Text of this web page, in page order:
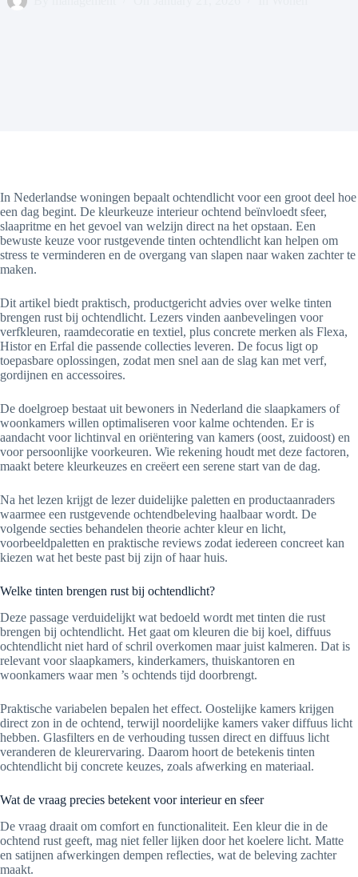
In Nederlandse woningen bepaalt ochtendlicht voor een groot deel hoe
een dag begint. De kleurkeuze interieur ochtend beïnvloedt sfeer,
slaapritme en het gevoel van welzijn direct na het opstaan. Een
bewuste keuze voor rustgevende tinten ochtendlicht kan helpen om
stress te verminderen en de overgang van slapen naar waken zachter te
maken.
Dit artikel biedt praktisch, productgericht advies over welke tinten
brengen rust bij ochtendlicht. Lezers vinden aanbevelingen voor
verfkleuren, raamdecoratie en textiel, plus concrete merken als Flexa,
Histor en Erfal die passende collecties leveren. De focus ligt op
toepasbare oplossingen, zodat men snel aan de slag kan met verf,
gordijnen en accessoires.
De doelgroep bestaat uit bewoners in Nederland die slaapkamers of
woonkamers willen optimaliseren voor kalme ochtenden. Er is
aandacht voor lichtinval en oriëntering van kamers (oost, zuidoost) en
voor persoonlijke voorkeuren. Wie rekening houdt met deze factoren,
maakt betere kleurkeuzes en creëert een serene start van de dag.
Na het lezen krijgt de lezer duidelijke paletten en productaanraders
waarmee een rustgevende ochtendbeleving haalbaar wordt. De
volgende secties behandelen theorie achter kleur en licht,
voorbeeldpaletten en praktische reviews zodat iedereen concreet kan
kiezen wat het beste past bij zijn of haar huis.
Welke tinten brengen rust bij ochtendlicht?
Deze passage verduidelijkt wat bedoeld wordt met tinten die rust
brengen bij ochtendlicht. Het gaat om kleuren die bij koel, diffuus
ochtendlicht niet hard of schril overkomen maar juist kalmeren. Dat is
relevant voor slaapkamers, kinderkamers, thuiskantoren en
woonkamers waar men ’s ochtends tijd doorbrengt.
Praktische variabelen bepalen het effect. Oostelijke kamers krijgen
direct zon in de ochtend, terwijl noordelijke kamers vaker diffuus licht
hebben. Glasfilters en de verhouding tussen direct en diffuus licht
veranderen de kleurervaring. Daarom hoort de betekenis tinten
ochtendlicht bij concrete keuzes, zoals afwerking en materiaal.
Wat de vraag precies betekent voor interieur en sfeer
De vraag draait om comfort en functionaliteit. Een kleur die in de
ochtend rust geeft, mag niet feller lijken door het koelere licht. Matte
en satijnen afwerkingen dempen reflecties, wat de beleving zachter
maakt.